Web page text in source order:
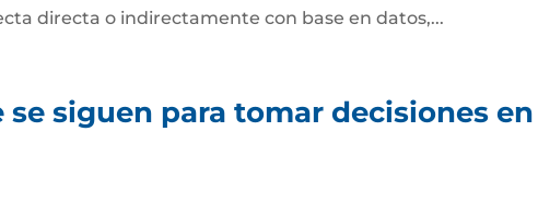
directa o indirectamente con base en datos,...
siguen para tomar decisiones en